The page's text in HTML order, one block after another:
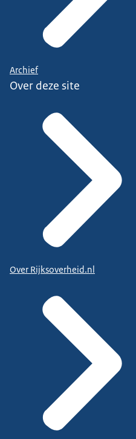
Archief
Over deze site
Over Rijksoverheid.nl